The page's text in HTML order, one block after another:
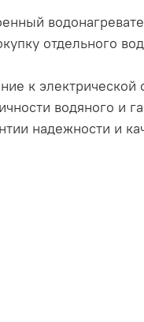
отдельного
к электрической
водяного и
надежности и